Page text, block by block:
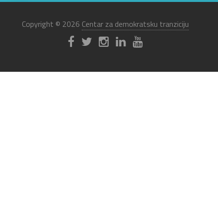
Copyright © 2026 Centar za demokratsku tranziciju